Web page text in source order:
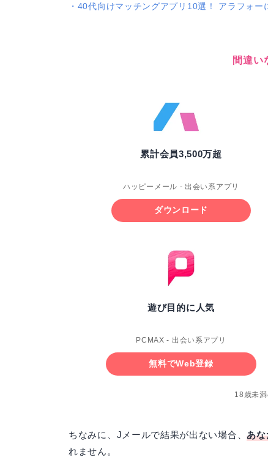
・ 40代向けマッチングアプリ10選！ アラフォー
間違い
累計会員3,500万超
ハッピーメール - 出会い系アプリ
ダウンロード
遊び目的に人気
PCMAX - 出会い系アプリ
無料でWeb登録
18歳未満
ちなみに、Jメールで結果が出ない場合、あな
れません。